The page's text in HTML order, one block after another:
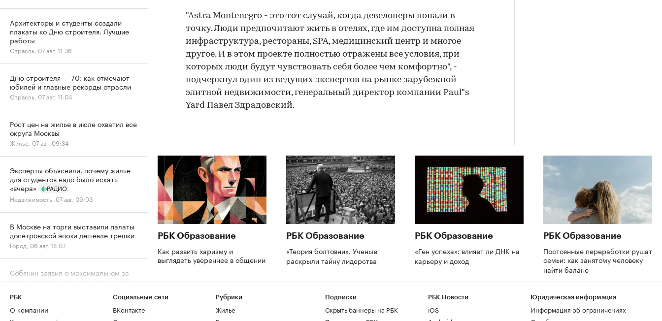
"Аstra Montenegro - это тот случай, когда девелоперы попали в
точку. Люди предпочитают жить в отелях, где им доступна полная
инфраструктура, рестораны, SPA, медицинский центр и многое
другое. И в этом проекте полностью отражены все условия, при
которых люди будут чувствовать себя более чем комфортно", -
подчеркнул один из ведущих экспертов на рынке зарубежной
элитной недвижимости, генеральный директор компании Paul"s
Yard Павел Здрадовский.
РБК Образование
Как развить харизму и
выглядеть увереннее в общении
РБК Образование
«Теория болтовни». Ученые
раскрыли тайну лидерства
РБК Образование
«Ген успеха»: влияет ли ДНК на
карьеру и доход
РБК Образование
Постоянные переработки рушат
семьи: как занятому человеку
найти баланс
Архитекторы и студенты создали
плакаты ко Дню строителя. Лучшие
работы
Отрасль, 07 авг, 11:36
Дню строителя — 70: как отмечают
юбилей и главные рекорды отрасли
Отрасль, 07 авг, 11:04
Рост цен на жилье в июле охватил все
округа Москвы
Жилье, 07 авг, 09:34
Эксперты объяснили, почему жилье
для студентов надо было искать
«вчера»
РАДИО
Недвижимость, 07 авг, 09:03
В Москве на торги выставили палаты
допетровской эпохи дешевле трешки
Город, 06 авг, 18:07
Собянин заявил о максимальном за
пять лет темпе строительства метро
Спрос на новостройки Москвы и
РБК
О компании
Социальные сети
ВКонтакте
Рубрики
Жилье
Подписки
Скрыть баннеры на РБК
РБК Новости
iOS
Юридическая информация
Информация об ограничениях